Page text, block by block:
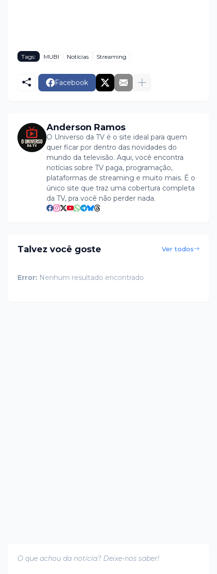
Tags: MUBI Notícias Streaming
Facebook
Anderson Ramos
O Universo da TV é o site ideal para quem
quer ficar por dentro das novidades do
mundo da televisão. Aqui, você encontra
notícias sobre TV paga, programação,
plataformas de streaming e muito mais. É o
único site que traz uma cobertura completa
da TV, pra você não perder nada.
Talvez você goste Ver todos
Error: Nenhum resultado encontrado
O que achou da notícia? Deixe-nos saber!